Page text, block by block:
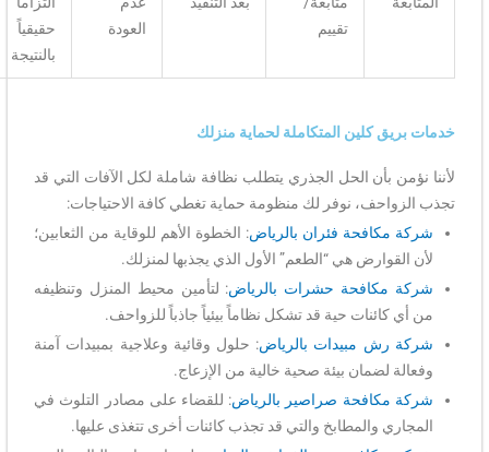
تقييم
العودة
حقيقياً
بالنتيجة
خدمات بريق كلين المتكاملة لحماية منزلك
لأننا نؤمن بأن الحل الجذري يتطلب نظافة شاملة لكل الآفات التي قد
تجذب الزواحف، نوفر لك منظومة حماية تغطي كافة الاحتياجات:
شركة مكافحة فئران بالرياض: الخطوة الأهم للوقاية من الثعابين؛
لأن القوارض هي “الطعم” الأول الذي يجذبها لمنزلك.
شركة مكافحة حشرات بالرياض: لتأمين محيط المنزل وتنظيفه
من أي كائنات حية قد تشكل نظاماً بيئياً جاذباً للزواحف.
شركة رش مبيدات بالرياض: حلول وقائية وعلاجية بمبيدات آمنة
وفعالة لضمان بيئة صحية خالية من الإزعاج.
شركة مكافحة صراصير بالرياض: للقضاء على مصادر التلوث في
المجاري والمطابخ والتي قد تجذب كائنات أخرى تتغذى عليها.